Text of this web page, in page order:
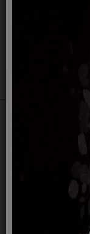
คู่มือมาตรฐา
คู่มือปฏิบัติงาน
แนวปฏิบัติการ
คู่มือการปฏิบัติง
คู่มือปฏิบัติงานก